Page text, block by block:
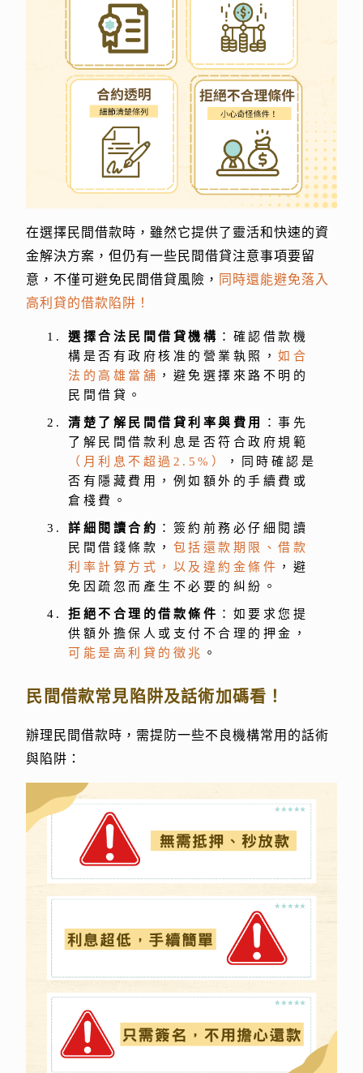
在選擇民間借款時，雖然它提供了靈活和快速的資
金解決方案，但仍有一些民間借貸注意事項要留
意，不僅可避免民間借貸風險， 同時還能避免落入
高利貸的借款陷阱！
選擇合法民間借貸機構 ：確認借款機
構是否有政府核准的營業執照，如合
法的高雄當舖 ，避免選擇來路不明的
民間借貸。
清楚了解民間借貸利率與費用
：事先
了解民間借款利息是否符合政府規範
（月利息不超過2.5%）
，同時確認是
否有隱藏費用，例如額外的手續費或
倉棧費。
詳細閱讀合約 ：簽約前務必仔細閱讀
民間借錢條款， 包括還款期限、借款
利率計算方式，以及違約金條件 ，避
免因疏忽而產生不必要的糾紛。
拒絕不合理的借款條件 ：如要求您提
供額外擔保人或支付不合理的押金，
可能是高利貸的徵兆
。
民間借款常見陷阱及話術加碼看！
辦理民間借款時，需提防一些不良機構常用的話術
與陷阱：